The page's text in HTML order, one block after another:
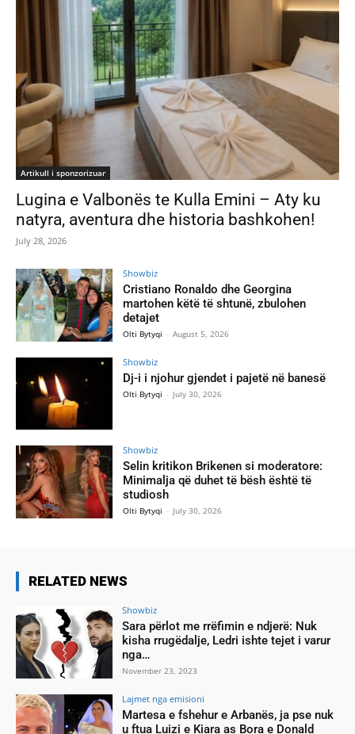
Artikull i sponzorizuar
Lugina e Valbonës te Kulla Emini – Aty ku
natyra, aventura dhe historia bashkohen!
July 28, 2026
Showbiz
Cristiano Ronaldo dhe Georgina
martohen këtë të shtunë, zbulohen
detajet
Olti Bytyqi - August 5, 2026
Showbiz
Dj-i i njohur gjendet i pajetë në banesë
Olti Bytyqi - July 30, 2026
Showbiz
Selin kritikon Brikenen si moderatore:
Minimalja që duhet të bësh është të
studiosh
Olti Bytyqi - July 30, 2026
RELATED NEWS
Showbiz
Sara përlot me rrëfimin e ndjerë: Nuk
kisha rrugëdalje, Ledri ishte tejet i varur
nga…
November 23, 2023
Lajmet nga emisioni
Martesa e fshehur e Arbanës, ja pse nuk
u ftua Luizi e Kiara as Bora e Donald